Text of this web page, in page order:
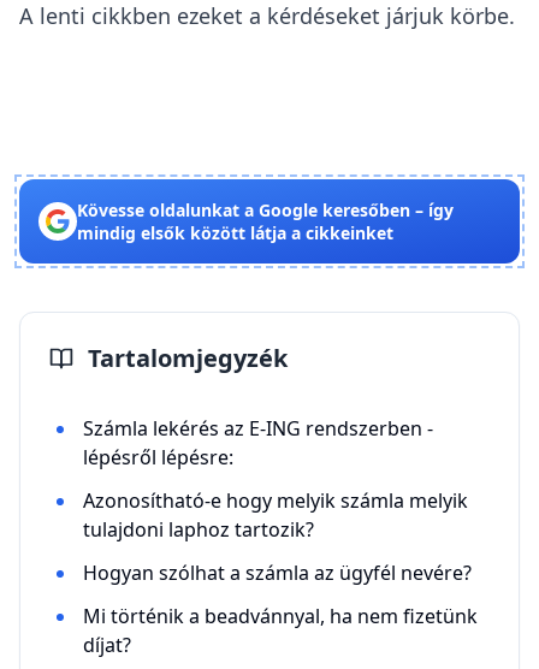
A lenti cikkben ezeket a kérdéseket járjuk körbe.
Kövesse oldalunkat a Google keresőben – így
mindig elsők között látja a cikkeinket
Tartalomjegyzék
Számla lekérés az E-ING rendszerben -
lépésről lépésre:
Azonosítható-e hogy melyik számla melyik
tulajdoni laphoz tartozik?
Hogyan szólhat a számla az ügyfél nevére?
Mi történik a beadvánnyal, ha nem fizetünk
díjat?